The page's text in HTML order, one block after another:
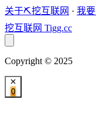
关于⛏️挖互联网 · 我
挖互联网 Tigg.cc
Copyright © 2025
0